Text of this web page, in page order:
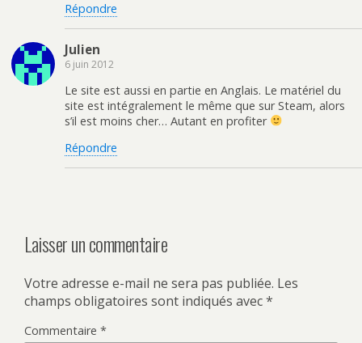
Répondre
Julien
6 juin 2012
Le site est aussi en partie en Anglais. Le matériel du
site est intégralement le même que sur Steam, alors
s’il est moins cher… Autant en profiter
Répondre
Laisser un commentaire
Votre adresse e-mail ne sera pas publiée. Les
champs obligatoires sont indiqués avec*
Commentaire *